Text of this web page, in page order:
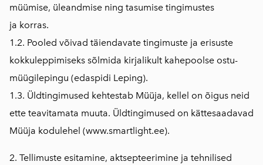
müümise, üleandmise ning tasumise tingimustes
ja korras.
1.2. Pooled võivad täiendavate tingimuste ja erisuste
kokkuleppimiseks sõlmida kirjalikult kahepoolse ostu-
müügilepingu (edaspidi Leping).
1.3. Üldtingimused kehtestab Müüja, kellel on õigus neid
ette teavitamata muuta. Üldtingimused on kättesaadavad
Müüja kodulehel (www.smartlight.ee).
2. Tellimuste esitamine, aktsepteerimine ja tehnilised